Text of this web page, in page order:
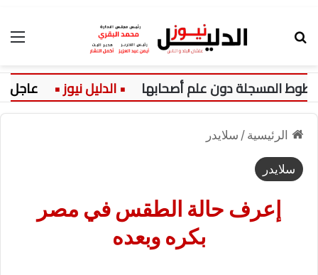
المسجلة دون علم أصحابها عاجل:
الرئيسية / سلايدر
سلايدر
إعرف حالة الطقس في مصر
بكره وبعده